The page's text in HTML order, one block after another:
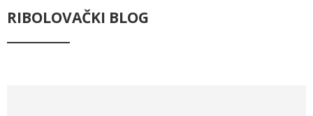
RIBOLOVAČKI BLOG